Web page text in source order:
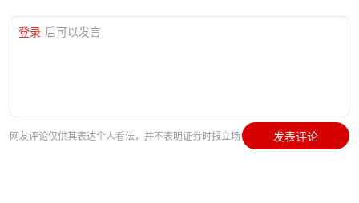
登录 后可以发言
网友评论仅供其表达个人看法，并不表明证券时报立场 发表评论